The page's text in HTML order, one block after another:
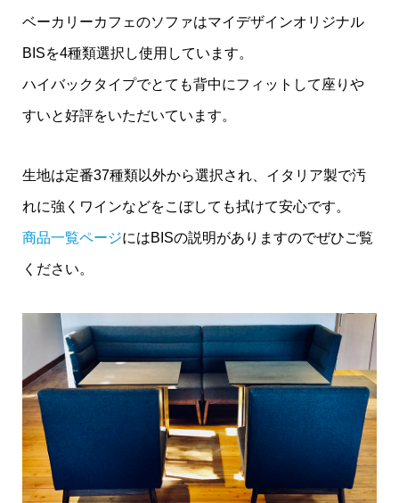
ベーカリーカフェのソファはマイデザインオリジナル
BISを4種類選択し使用しています。
ハイバックタイプでとても背中にフィットして座りや
すいと好評をいただいています。
生地は定番37種類以外から選択され、イタリア製で汚
れに強くワインなどをこぼしても拭けて安心です。
商品一覧ページにはBISの説明がありますのでぜひご覧
ください。